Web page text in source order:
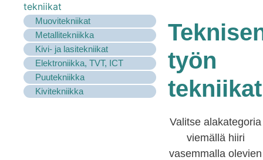
tekniikat
Muovitekniikat
Metallitekniikka
Kivi- ja lasitekniikat
Elektroniikka, TVT, ICT
Puutekniikka
Kivitekniikka
työn
tekniikat
Valitse alakategoria
viemällä hiiri
vasemmalla olevien